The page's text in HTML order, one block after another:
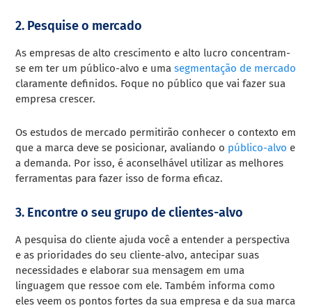
2. Pesquise o mercado
As empresas de alto crescimento e alto lucro concentram-
se em ter um público-alvo e umasegmentação de mercado
claramente definidos. Foque no público que vai fazer sua
empresa crescer.
Os estudos de mercado permitirão conhecer o contexto em
que a marca deve se posicionar, avaliando o público-alvo e
a demanda. Por isso, é aconselhável utilizar as melhores
ferramentas para fazer isso de forma eficaz.
3. Encontre o seu grupo de clientes-alvo
A pesquisa do cliente ajuda você a entender a perspectiva
e as prioridades do seu cliente-alvo, antecipar suas
necessidades e elaborar sua mensagem em uma
linguagem que ressoe com ele. Também informa como
eles veem os pontos fortes da sua empresa e da sua marca